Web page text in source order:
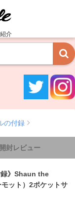
介
の付録
開封レビュー
録》Shaun the
ット）2ポケットサ